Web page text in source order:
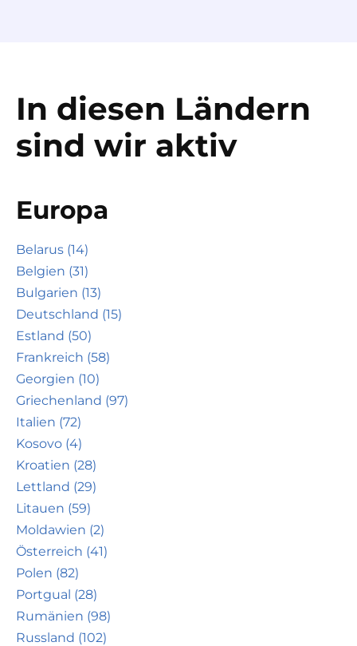
In diesen Ländern
sind wir aktiv
Europa
Belarus (14)
Belgien (31)
Bulgarien (13)
Deutschland (15)
Estland (50)
Frankreich (58)
Georgien (10)
Griechenland (97)
Italien (72)
Kosovo (4)
Kroatien (28)
Lettland (29)
Litauen (59)
Moldawien (2)
Österreich (41)
Polen (82)
Portgual (28)
Rumänien (98)
Russland (102)